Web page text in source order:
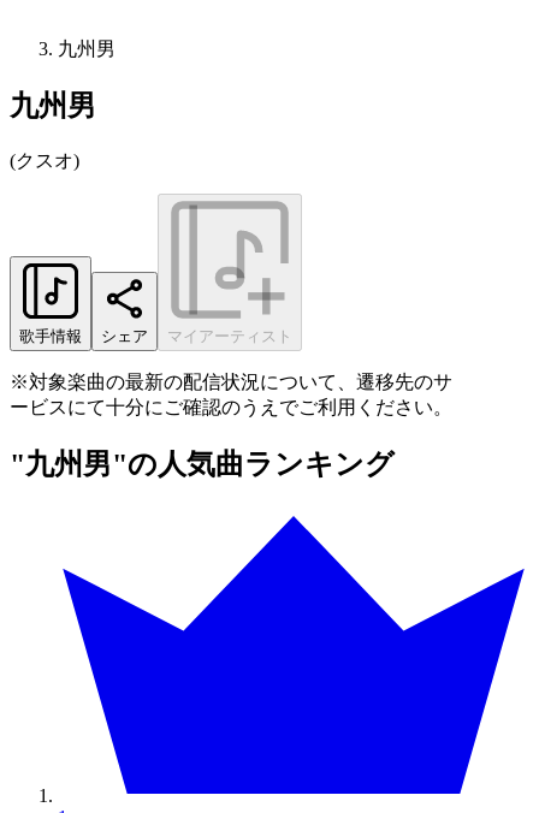
九州男
九州男
(クスオ)
歌手情報 シェア マイアーティスト
※対象楽曲の最新の配信状況について、遷移先のサ
ービスにて十分にご確認のうえでご利用ください。
"九州男"の人気曲ランキング